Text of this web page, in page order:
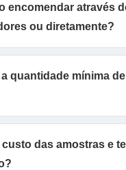
encomendar através
ou diretamente?
a quantidade mínima
custo das amostras e